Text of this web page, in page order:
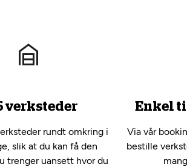
verksteder
rundt omkring i
slik at du kan få den
trenger uansett hvor du
Enkel
Via vår
bestille